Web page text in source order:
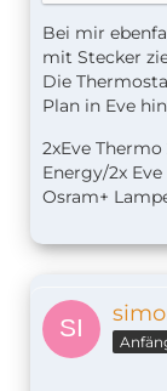
kann mir ein
nicht
half leider
Danke und
Vossy
Bei mir
mit Stecker
Die
Plan in Eve
2xEve
Energy/2x
Osram+